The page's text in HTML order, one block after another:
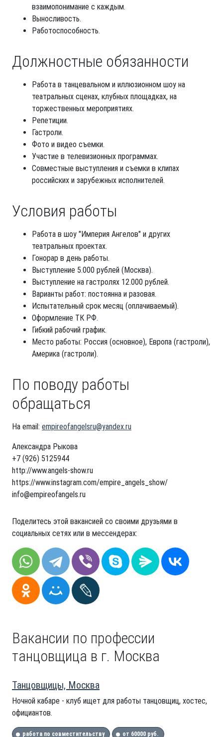
взаимопонимание с каждым.
Выносливость.
Работоспособность.
Должностные обязанности
Работа в танцевальном и иллюзионном шоу на
театральных сценах, клубных площадках, на
торжественных мероприятиях.
Репетиции.
Гастроли.
Фото и видео съемки.
Участие в телевизионных программах.
Совместные выступления и съемки в клипах
российских и зарубежных исполнителей.
Условия работы
Работа в шоу "Империя Ангелов" и других
театральных проектах.
Гонорар в день работы.
Выступление 5.000 рублей (Москва).
Выступление на гастролях 12.000 рублей.
Варианты работ: постоянна и разовая.
Испытательный срок месяц (оплачиваемый).
Оформление ТК РФ.
Гибкий рабочий график.
Место работы: Россия (основное), Европа (гастроли),
Америка (гастроли).
По поводу работы
обращаться
На email: empireofangelsru@yandex.ru
Александра Рыкова
+7 (926) 5125944
http://www.angels-show.ru
https://www.instagram.com/empire_angels_show/
info@empireofangels.ru
Поделитесь этой вакансией со своими друзьями в
социальных сетях или в мессендерах:
Вакансии по профессии
танцовщица в г. Москва
Танцовщицы, Москва
Ночной кабаре - клуб ищет для работы танцовщиц, хостес,
официантов.
работа по совместительству от 60000 руб.